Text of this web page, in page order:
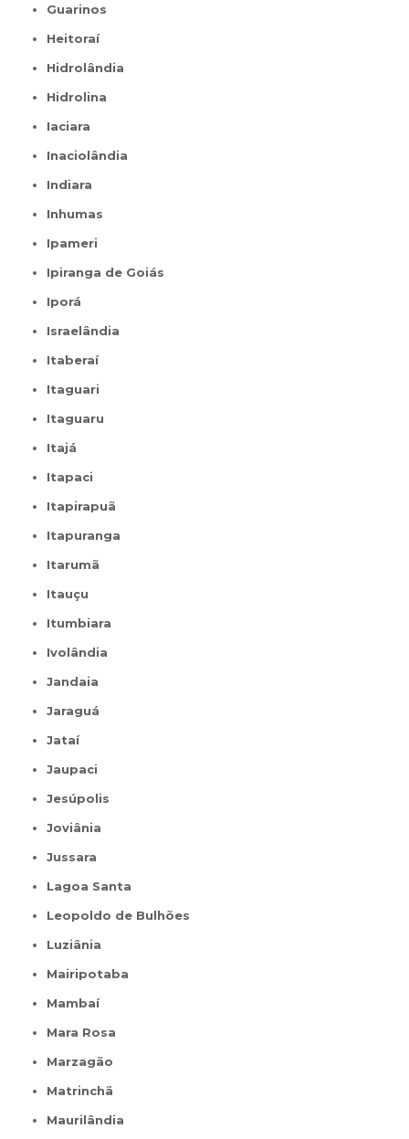
Guarinos
Heitoraí
Hidrolândia
Hidrolina
Iaciara
Inaciolândia
Indiara
Inhumas
Ipameri
Ipiranga de Goiás
Iporá
Israelândia
Itaberaí
Itaguari
Itaguaru
Itajá
Itapaci
Itapirapuã
Itapuranga
Itarumã
Itauçu
Itumbiara
Ivolândia
Jandaia
Jaraguá
Jataí
Jaupaci
Jesúpolis
Joviânia
Jussara
Lagoa Santa
Leopoldo de Bulhões
Luziânia
Mairipotaba
Mambaí
Mara Rosa
Marzagão
Matrinchã
Maurilândia